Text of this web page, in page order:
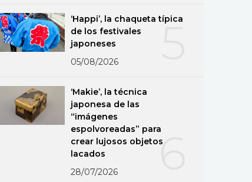
5
‘Happi’, la chaqueta típica
de los festivales
japoneses
05/08/2026
6
‘Makie’, la técnica
japonesa de las
“imágenes
espolvoreadas” para
crear lujosos objetos
lacados
28/07/2026